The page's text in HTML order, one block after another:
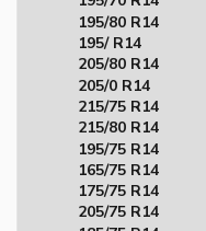
195/80 R14
195/ R14
205/80 R14
205/0 R14
215/75 R14
215/80 R14
195/75 R14
165/75 R14
175/75 R14
205/75 R14